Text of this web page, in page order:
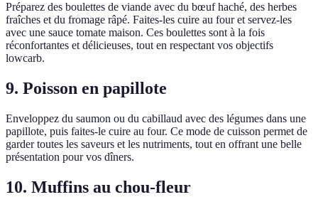
Préparez des boulettes de viande avec du bœuf haché, des herbes
fraîches et du fromage râpé. Faites-les cuire au four et servez-les
avec une sauce tomate maison. Ces boulettes sont à la fois
réconfortantes et délicieuses, tout en respectant vos objectifs
lowcarb.
9. Poisson en papillote
Enveloppez du saumon ou du cabillaud avec des légumes dans une
papillote, puis faites-le cuire au four. Ce mode de cuisson permet de
garder toutes les saveurs et les nutriments, tout en offrant une belle
présentation pour vos dîners.
10. Muffins au chou-fleur